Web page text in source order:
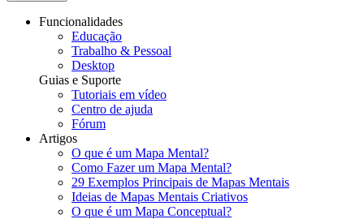
Funcionalidades
Educação
Trabalho & Pessoal
Desktop
Guias e Suporte
Tutoriais em vídeo
Centro de ajuda
Fórum
Artigos
O que é um Mapa Mental?
Como Fazer um Mapa Mental?
29 Exemplos Principais de Mapas Mentais
Ideias de Mapas Mentais Criativos
O que é um Mapa Conceptual?